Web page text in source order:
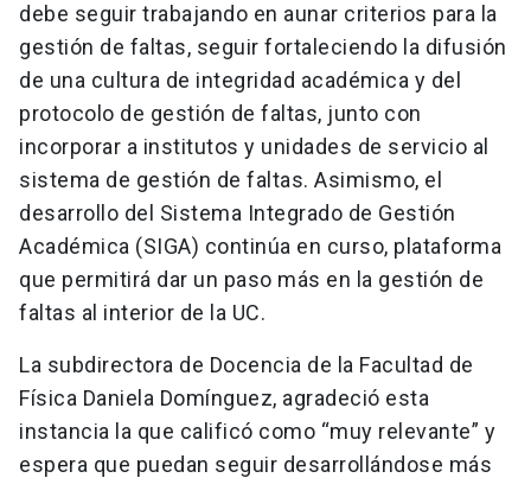
debe seguir trabajando en aunar criterios para la
gestión de faltas, seguir fortaleciendo la difusión
de una cultura de integridad académica y del
protocolo de gestión de faltas, junto con
incorporar a institutos y unidades de servicio al
sistema de gestión de faltas. Asimismo, el
desarrollo del Sistema Integrado de Gestión
Académica (SIGA) continúa en curso, plataforma
que permitirá dar un paso más en la gestión de
faltas al interior de la UC.
La subdirectora de Docencia de la Facultad de
Física Daniela Domínguez, agradeció esta
instancia la que calificó como “muy relevante” y
espera que puedan seguir desarrollándose más